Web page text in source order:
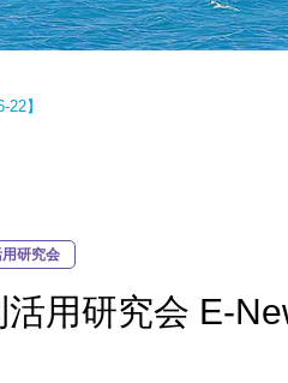
販路開拓支援・共創プロジェ
クト
】
研究会
用研究会 E-